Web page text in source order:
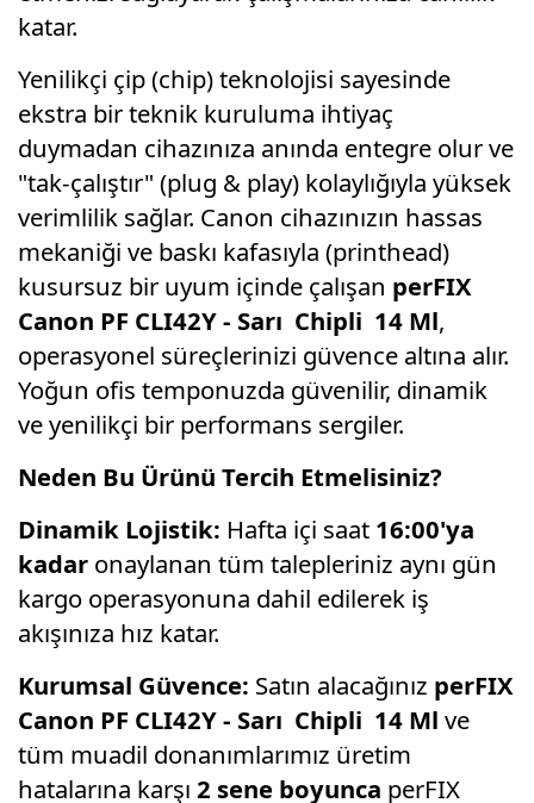
katar.
Yenilikçi çip (chip) teknolojisi sayesinde
ekstra bir teknik kuruluma ihtiyaç
duymadan cihazınıza anında entegre olur ve
"tak-çalıştır" (plug & play) kolaylığıyla yüksek
verimlilik sağlar. Canon cihazınızın hassas
mekaniği ve baskı kafasıyla (printhead)
kusursuz bir uyum içinde çalışan perFIX
Canon PF CLI42Y - Sarı Chipli 14 Ml,
operasyonel süreçlerinizi güvence altına alır.
Yoğun ofis temponuzda güvenilir, dinamik
ve yenilikçi bir performans sergiler.
Neden Bu Ürünü Tercih Etmelisiniz?
Dinamik Lojistik: Hafta içi saat 16:00'ya
kadar onaylanan tüm talepleriniz aynı gün
kargo operasyonuna dahil edilerek iş
akışınıza hız katar.
Kurumsal Güvence: Satın alacağınız perFIX
Canon PF CLI42Y - Sarı Chipli 14 Ml ve
tüm muadil donanımlarımız üretim
hatalarına karşı 2 sene boyunca perFIX